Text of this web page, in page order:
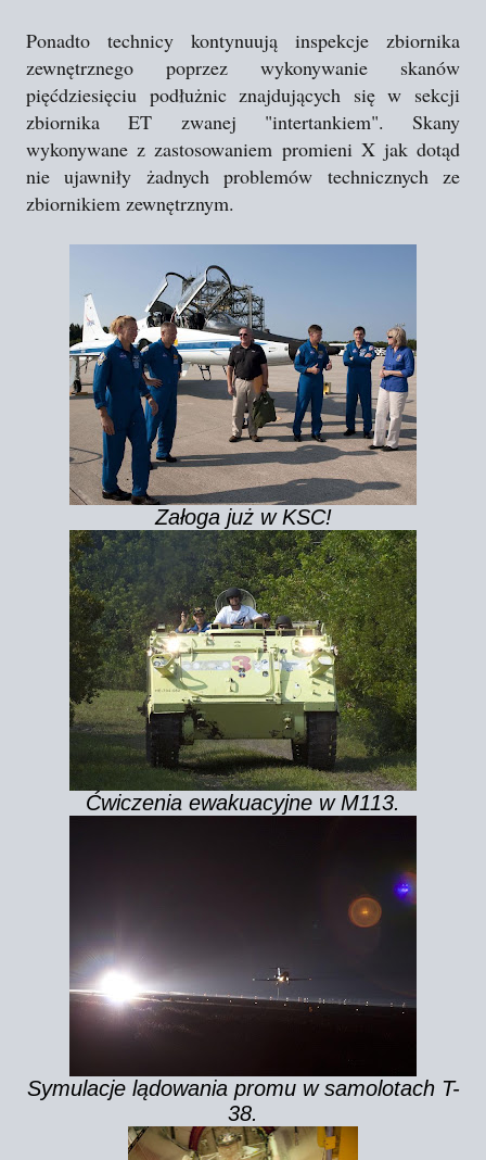
Ponadto technicy kontynuują inspekcje zbiornika
zewnętrznego poprzez wykonywanie skanów
pięćdziesięciu podłużnic znajdujących się w sekcji
zbiornika ET zwanej "intertankiem". Skany
wykonywane z zastosowaniem promieni X jak dotąd
nie ujawniły żadnych problemów technicznych ze
zbiornikiem zewnętrznym.
Załoga już w KSC!
Ćwiczenia ewakuacyjne w M113.
Symulacje lądowania promu w samolotach T-
38.